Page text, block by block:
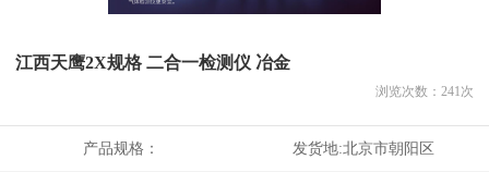
江西天鹰2X规格 二合一检测仪 冶金
浏览次数： 241次
产品规格： 发货地:北京市朝阳区